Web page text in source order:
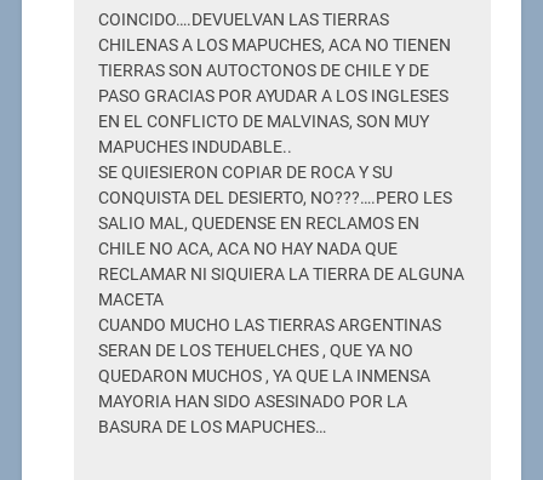
COINCIDO….DEVUELVAN LAS TIERRAS
CHILENAS A LOS MAPUCHES, ACA NO TIENEN
TIERRAS SON AUTOCTONOS DE CHILE Y DE
PASO GRACIAS POR AYUDAR A LOS INGLESES
EN EL CONFLICTO DE MALVINAS, SON MUY
MAPUCHES INDUDABLE..
SE QUIESIERON COPIAR DE ROCA Y SU
CONQUISTA DEL DESIERTO, NO???….PERO LES
SALIO MAL, QUEDENSE EN RECLAMOS EN
CHILE NO ACA, ACA NO HAY NADA QUE
RECLAMAR NI SIQUIERA LA TIERRA DE ALGUNA
MACETA
CUANDO MUCHO LAS TIERRAS ARGENTINAS
SERAN DE LOS TEHUELCHES , QUE YA NO
QUEDARON MUCHOS , YA QUE LA INMENSA
MAYORIA HAN SIDO ASESINADO POR LA
BASURA DE LOS MAPUCHES…